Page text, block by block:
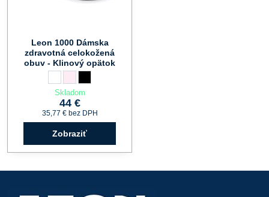
Leon 1000 Dámska
zdravotná celokožená
obuv - Klinový opätok
Skladom
44 €
35,77 € bez DPH
Zobraziť